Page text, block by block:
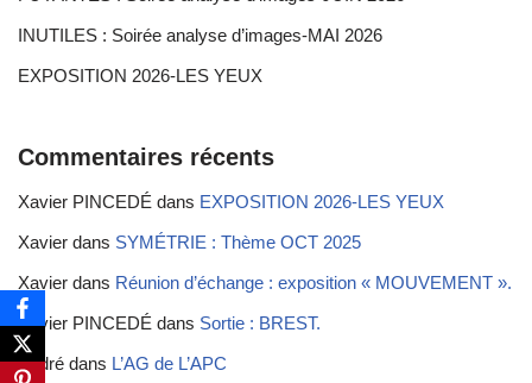
INUTILES : Soirée analyse d’images-MAI 2026
EXPOSITION 2026-LES YEUX
Commentaires récents
Xavier PINCEDÉ dans EXPOSITION 2026-LES YEUX
Xavier dans SYMÉTRIE : Thème OCT 2025
Xavier dans Réunion d’échange : exposition « MOUVEMENT ».
Xavier PINCEDÉ dans Sortie : BREST.
André dans L’AG de L’APC